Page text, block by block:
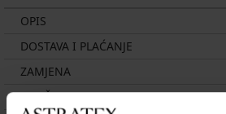
OPIS
DOSTAVA I PLAĆANJE
ZAMJENA
ODRŽAVANJE I PRANJE